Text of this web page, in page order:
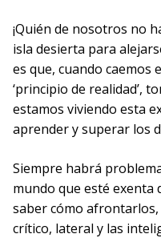
¡Quién de nosotros no
isla desierta para
es que, cuando caemos
‘principio de realidad’,
estamos viviendo esta
aprender y superar los
Siempre habrá
mundo que esté exenta
saber cómo
crítico, lateral y las